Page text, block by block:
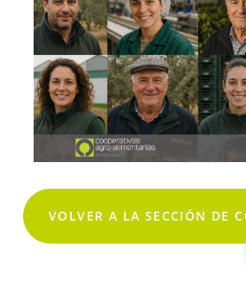
VOLVER A LA SECCIÓN DE